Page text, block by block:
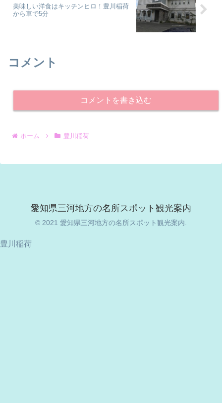
美味しい洋食はキッチンヒロ！豊川稲荷
から車で5分
コメント
コメントを書き込む
ホーム 豊川稲荷
愛知県三河地方の名所スポット観光案内
© 2021 愛知県三河地方の名所スポット観光案内.
豊川稲荷